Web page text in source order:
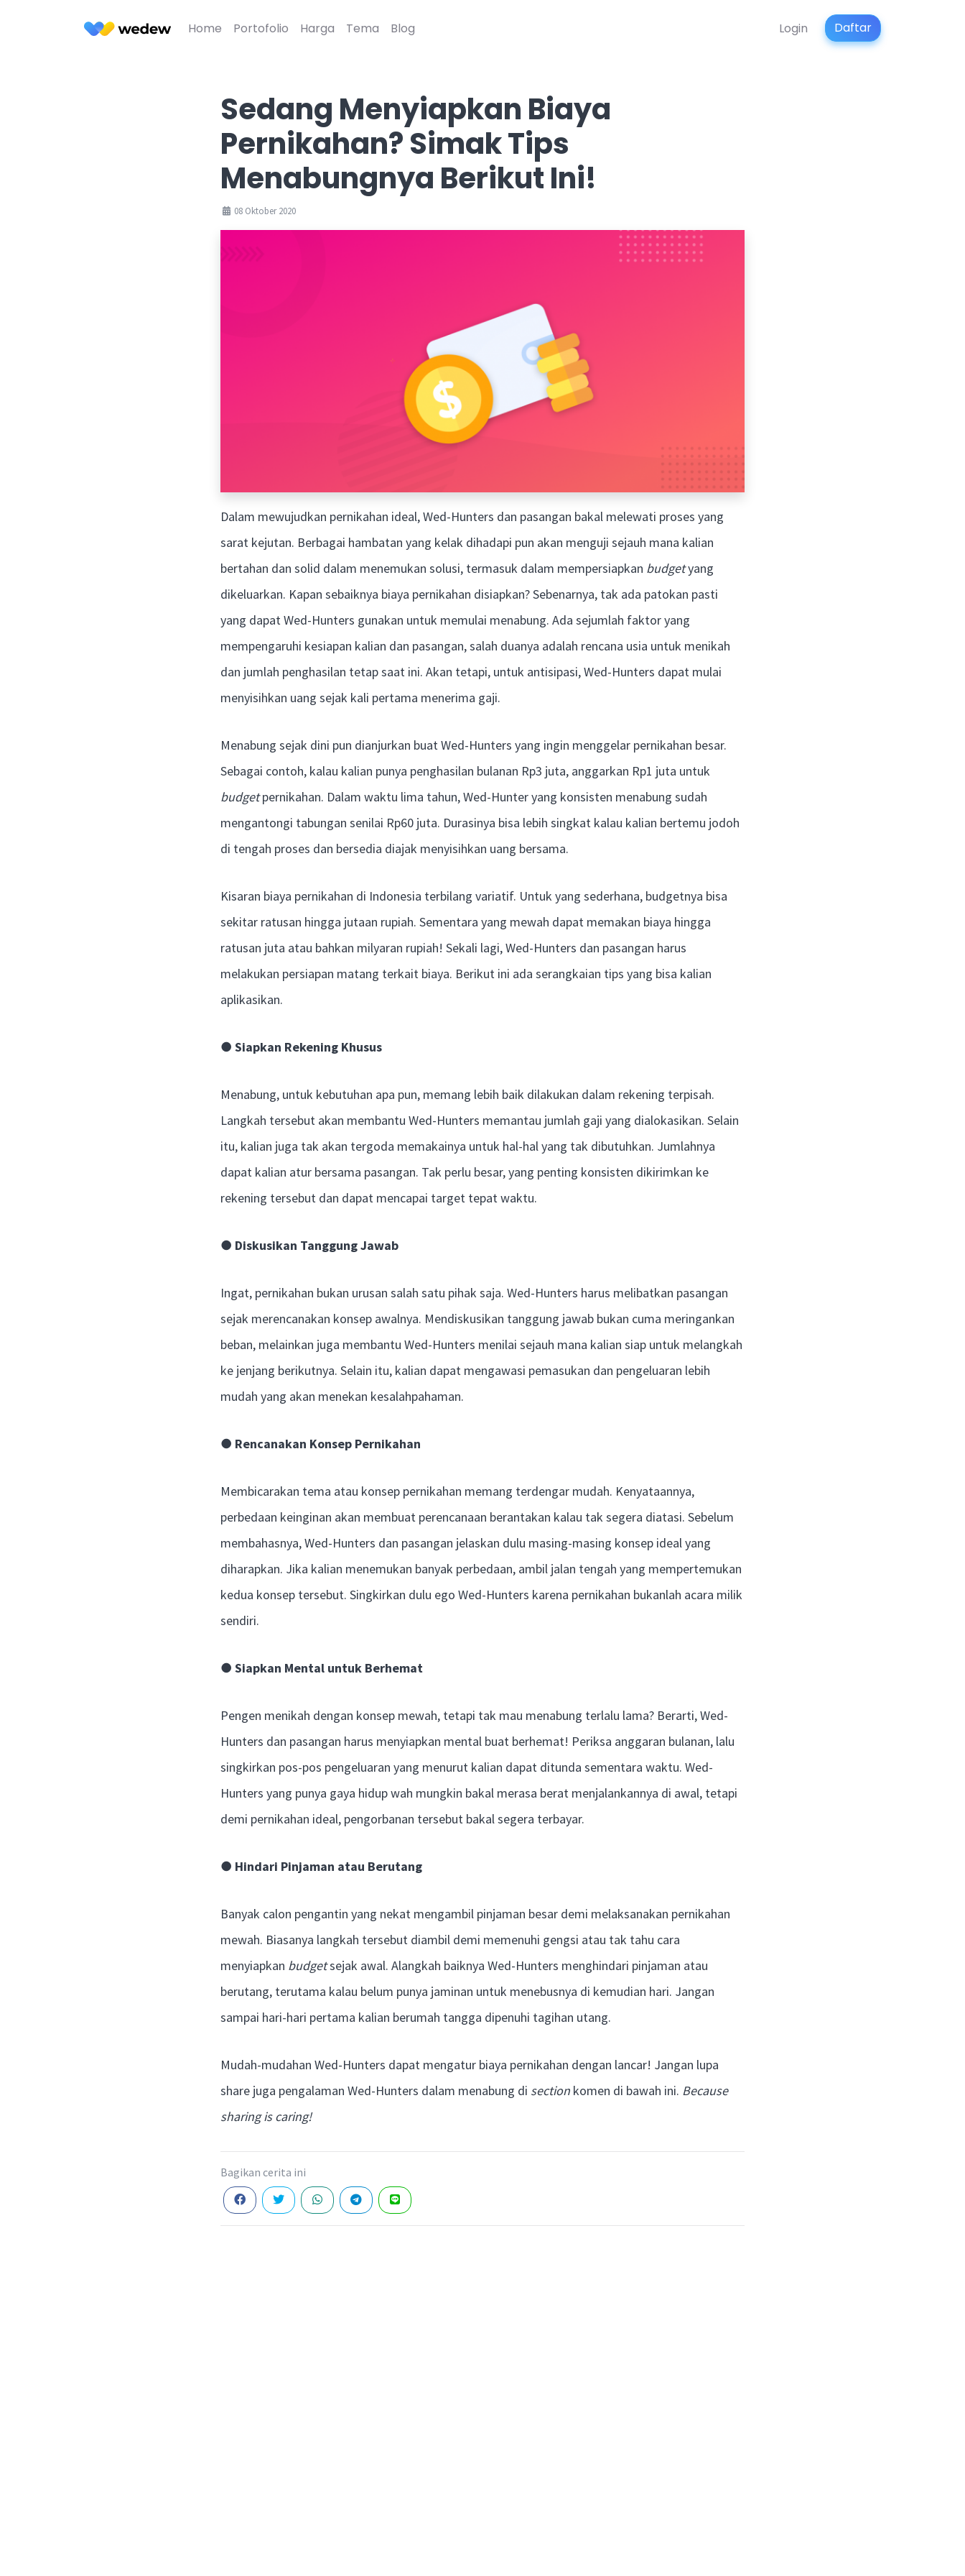
Home Portofolio Harga Tema Blog Login Daftar
Sedang Menyiapkan Biaya
Pernikahan? Simak Tips
Menabungnya Berikut Ini!
08 Oktober 2020
Dalam mewujudkan pernikahan ideal, Wed-Hunters dan pasangan bakal melewati proses yang
sarat kejutan. Berbagai hambatan yang kelak dihadapi pun akan menguji sejauh mana kalian
bertahan dan solid dalam menemukan solusi, termasuk dalam mempersiapkan budgetyang
dikeluarkan. Kapan sebaiknya biaya pernikahan disiapkan? Sebenarnya, tak ada patokan pasti
yang dapat Wed-Hunters gunakan untuk memulai menabung. Ada sejumlah faktor yang
mempengaruhi kesiapan kalian dan pasangan, salah duanya adalah rencana usia untuk menikah
dan jumlah penghasilan tetap saat ini. Akan tetapi, untuk antisipasi, Wed-Hunters dapat mulai
menyisihkan uang sejak kali pertama menerima gaji.
Menabung sejak dini pun dianjurkan buat Wed-Hunters yang ingin menggelar pernikahan besar.
Sebagai contoh, kalau kalian punya penghasilan bulanan Rp3 juta, anggarkan Rp1 juta untuk
budgetpernikahan. Dalam waktu lima tahun, Wed-Hunter yang konsisten menabung sudah
mengantongi tabungan senilai Rp60 juta. Durasinya bisa lebih singkat kalau kalian bertemu jodoh
di tengah proses dan bersedia diajak menyisihkan uang bersama.
Kisaran biaya pernikahan di Indonesia terbilang variatif. Untuk yang sederhana, budgetnya bisa
sekitar ratusan hingga jutaan rupiah. Sementara yang mewah dapat memakan biaya hingga
ratusan juta atau bahkan milyaran rupiah! Sekali lagi, Wed-Hunters dan pasangan harus
melakukan persiapan matang terkait biaya. Berikut ini ada serangkaian tips yang bisa kalian
aplikasikan.
● Siapkan Rekening Khusus
Menabung, untuk kebutuhan apa pun, memang lebih baik dilakukan dalam rekening terpisah.
Langkah tersebut akan membantu Wed-Hunters memantau jumlah gaji yang dialokasikan. Selain
itu, kalian juga tak akan tergoda memakainya untuk hal-hal yang tak dibutuhkan. Jumlahnya
dapat kalian atur bersama pasangan. Tak perlu besar, yang penting konsisten dikirimkan ke
rekening tersebut dan dapat mencapai target tepat waktu.
● Diskusikan Tanggung Jawab
Ingat, pernikahan bukan urusan salah satu pihak saja. Wed-Hunters harus melibatkan pasangan
sejak merencanakan konsep awalnya. Mendiskusikan tanggung jawab bukan cuma meringankan
beban, melainkan juga membantu Wed-Hunters menilai sejauh mana kalian siap untuk melangkah
ke jenjang berikutnya. Selain itu, kalian dapat mengawasi pemasukan dan pengeluaran lebih
mudah yang akan menekan kesalahpahaman.
● Rencanakan Konsep Pernikahan
Membicarakan tema atau konsep pernikahan memang terdengar mudah. Kenyataannya,
perbedaan keinginan akan membuat perencanaan berantakan kalau tak segera diatasi. Sebelum
membahasnya, Wed-Hunters dan pasangan jelaskan dulu masing-masing konsep ideal yang
diharapkan. Jika kalian menemukan banyak perbedaan, ambil jalan tengah yang mempertemukan
kedua konsep tersebut. Singkirkan dulu ego Wed-Hunters karena pernikahan bukanlah acara milik
sendiri.
● Siapkan Mental untuk Berhemat
Pengen menikah dengan konsep mewah, tetapi tak mau menabung terlalu lama? Berarti, Wed-
Hunters dan pasangan harus menyiapkan mental buat berhemat! Periksa anggaran bulanan, lalu
singkirkan pos-pos pengeluaran yang menurut kalian dapat ditunda sementara waktu. Wed-
Hunters yang punya gaya hidup wah mungkin bakal merasa berat menjalankannya di awal, tetapi
demi pernikahan ideal, pengorbanan tersebut bakal segera terbayar.
● Hindari Pinjaman atau Berutang
Banyak calon pengantin yang nekat mengambil pinjaman besar demi melaksanakan pernikahan
mewah. Biasanya langkah tersebut diambil demi memenuhi gengsi atau tak tahu cara
menyiapkan budgetsejak awal. Alangkah baiknya Wed-Hunters menghindari pinjaman atau
berutang, terutama kalau belum punya jaminan untuk menebusnya di kemudian hari. Jangan
sampai hari-hari pertama kalian berumah tangga dipenuhi tagihan utang.
Mudah-mudahan Wed-Hunters dapat mengatur biaya pernikahan dengan lancar! Jangan lupa
share juga pengalaman Wed-Hunters dalam menabung di section komen di bawah ini. Because
sharing is caring!
Bagikan cerita ini